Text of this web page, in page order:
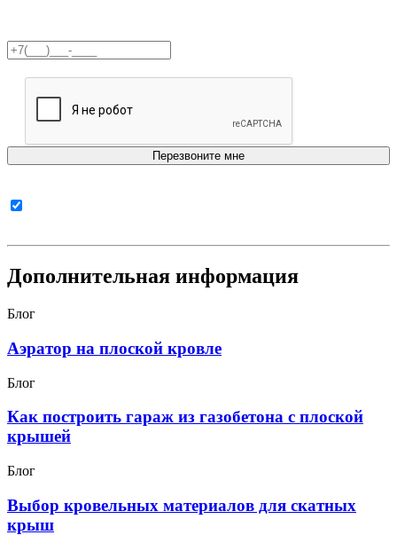
Дополнительная информация
Блог
Аэратор на плоской кровле
Блог
Как построить гараж из газобетона с плоской
крышей
Блог
Выбор кровельных материалов для скатных
крыш